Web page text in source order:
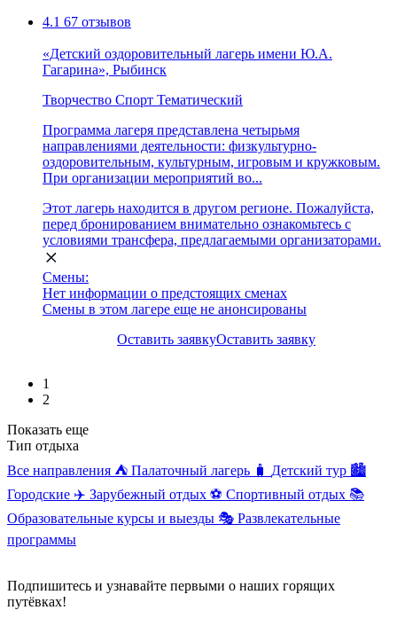
4.1 67 отзывов
«Детский оздоровительный лагерь имени Ю.А.
Гагарина», Рыбинск
Творчество Спорт Тематический
Программа лагеря представлена четырьмя
направлениями деятельности: физкультурно-
оздоровительным, культурным, игровым и кружковым.
При организации мероприятий во...
Этот лагерь находится в другом регионе. Пожалуйста,
перед бронированием внимательно ознакомьтесь с
условиями трансфера, предлагаемыми организаторами.
Смены:
Нет информации о предстоящих сменах
Смены в этом лагере еще не анонсированы
Оставить заявкуОставить заявку
1
2
Показать еще
Тип отдыха
Все направления ⛺ Палаточный лагерь 🧳 Детский тур 🏙️
Городские ✈️ Зарубежный отдых ⚽ Спортивный отдых 📚
Образовательные курсы и выезды 🎭 Развлекательные
программы
Подпишитесь и узнавайте первыми о наших горящих
путёвках!